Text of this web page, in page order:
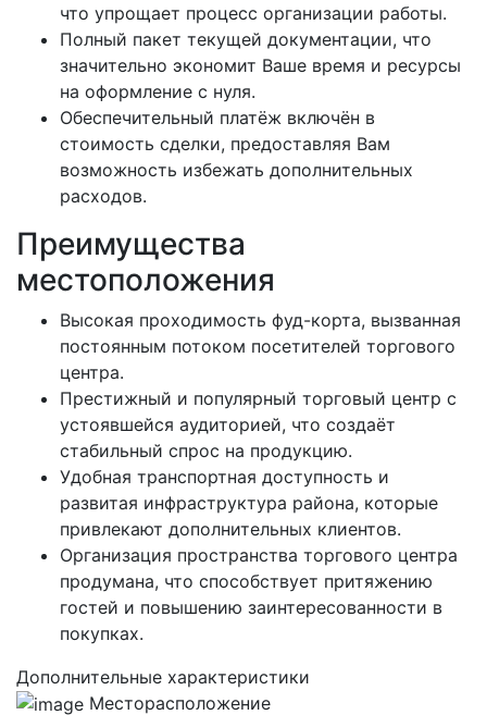
что упрощает процесс организации работы.
Полный пакет текущей документации, что
значительно экономит Ваше время и ресурсы
на оформление с нуля.
Обеспечительный платёж включён в
стоимость сделки, предоставляя Вам
возможность избежать дополнительных
расходов.
Преимущества
местоположения
Высокая проходимость фуд-корта, вызванная
постоянным потоком посетителей торгового
центра.
Престижный и популярный торговый центр с
устоявшейся аудиторией, что создаёт
стабильный спрос на продукцию.
Удобная транспортная доступность и
развитая инфраструктура района, которые
привлекают дополнительных клиентов.
Организация пространства торгового центра
продумана, что способствует притяжению
гостей и повышению заинтересованности в
покупках.
Дополнительные характеристики
Месторасположение